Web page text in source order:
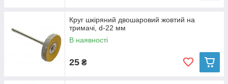
Круг шкіряний двошаровий жовтий на
тримачі, d-22 мм
В наявності
25 ₴